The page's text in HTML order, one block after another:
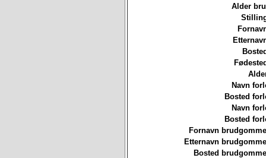
Alder
Navn
Bosted
Navn
Bosted
Fornavn
Etternavn
Bosted